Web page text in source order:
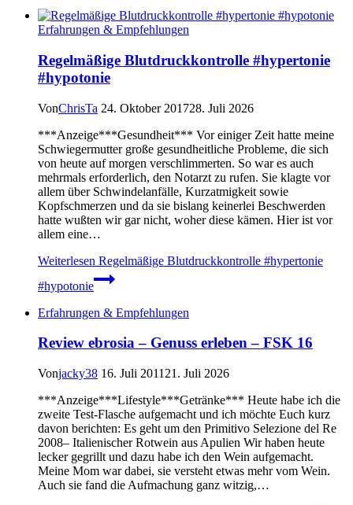
Erfahrungen & Empfehlungen
Regelmäßige Blutdruckkontrolle #hypertonie
#hypotonie
VonChrisTa 24. Oktober 201728. Juli 2026
***Anzeige***Gesundheit*** Vor einiger Zeit hatte meine
Schwiegermutter große gesundheitliche Probleme, die sich
von heute auf morgen verschlimmerten. So war es auch
mehrmals erforderlich, den Notarzt zu rufen. Sie klagte vor
allem über Schwindelanfälle, Kurzatmigkeit sowie
Kopfschmerzen und da sie bislang keinerlei Beschwerden
hatte wußten wir gar nicht, woher diese kämen. Hier ist vor
allem eine…
Weiterlesen Regelmäßige Blutdruckkontrolle #hypertonie
#hypotonie
Erfahrungen & Empfehlungen
Review ebrosia – Genuss erleben – FSK 16
Vonjacky38 16. Juli 2011 21. Juli 2026
***Anzeige***Lifestyle***Getränke*** Heute habe ich die
zweite Test-Flasche aufgemacht und ich möchte Euch kurz
davon berichten: Es geht um den Primitivo Selezione del Re
2008– Italienischer Rotwein aus Apulien Wir haben heute
lecker gegrillt und dazu habe ich den Wein aufgemacht.
Meine Mom war dabei, sie versteht etwas mehr vom Wein.
Auch sie fand die Aufmachung ganz witzig,…